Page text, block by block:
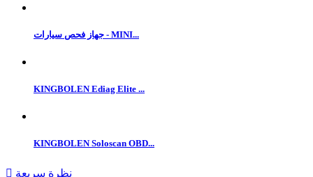
جهاز فحص سيارات - MINI...
KINGBOLEN Ediag Elite ...
KINGBOLEN Soloscan OBD...
 نظرة سريعة